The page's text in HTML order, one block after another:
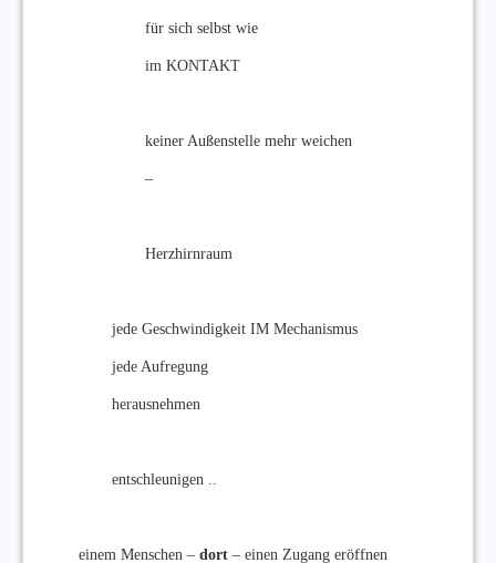
für sich selbst wie
im KONTAKT
keiner Außenstelle mehr weichen
–
Herzhirnraum
jede Geschwindigkeit IM Mechanismus
jede Aufregung
herausnehmen
entschleunigen ..
einem Menschen – dort – einen Zugang eröffnen